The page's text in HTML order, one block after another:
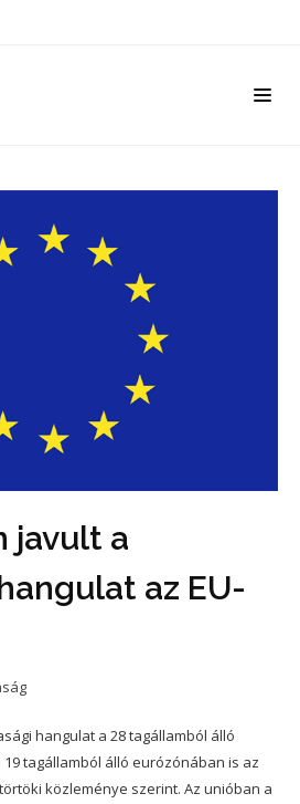
javult a
az EU-
hangulat a 28 tagállamból álló
19 tagállamból álló eurózónában is az
közleménye szerint. Az unióban a